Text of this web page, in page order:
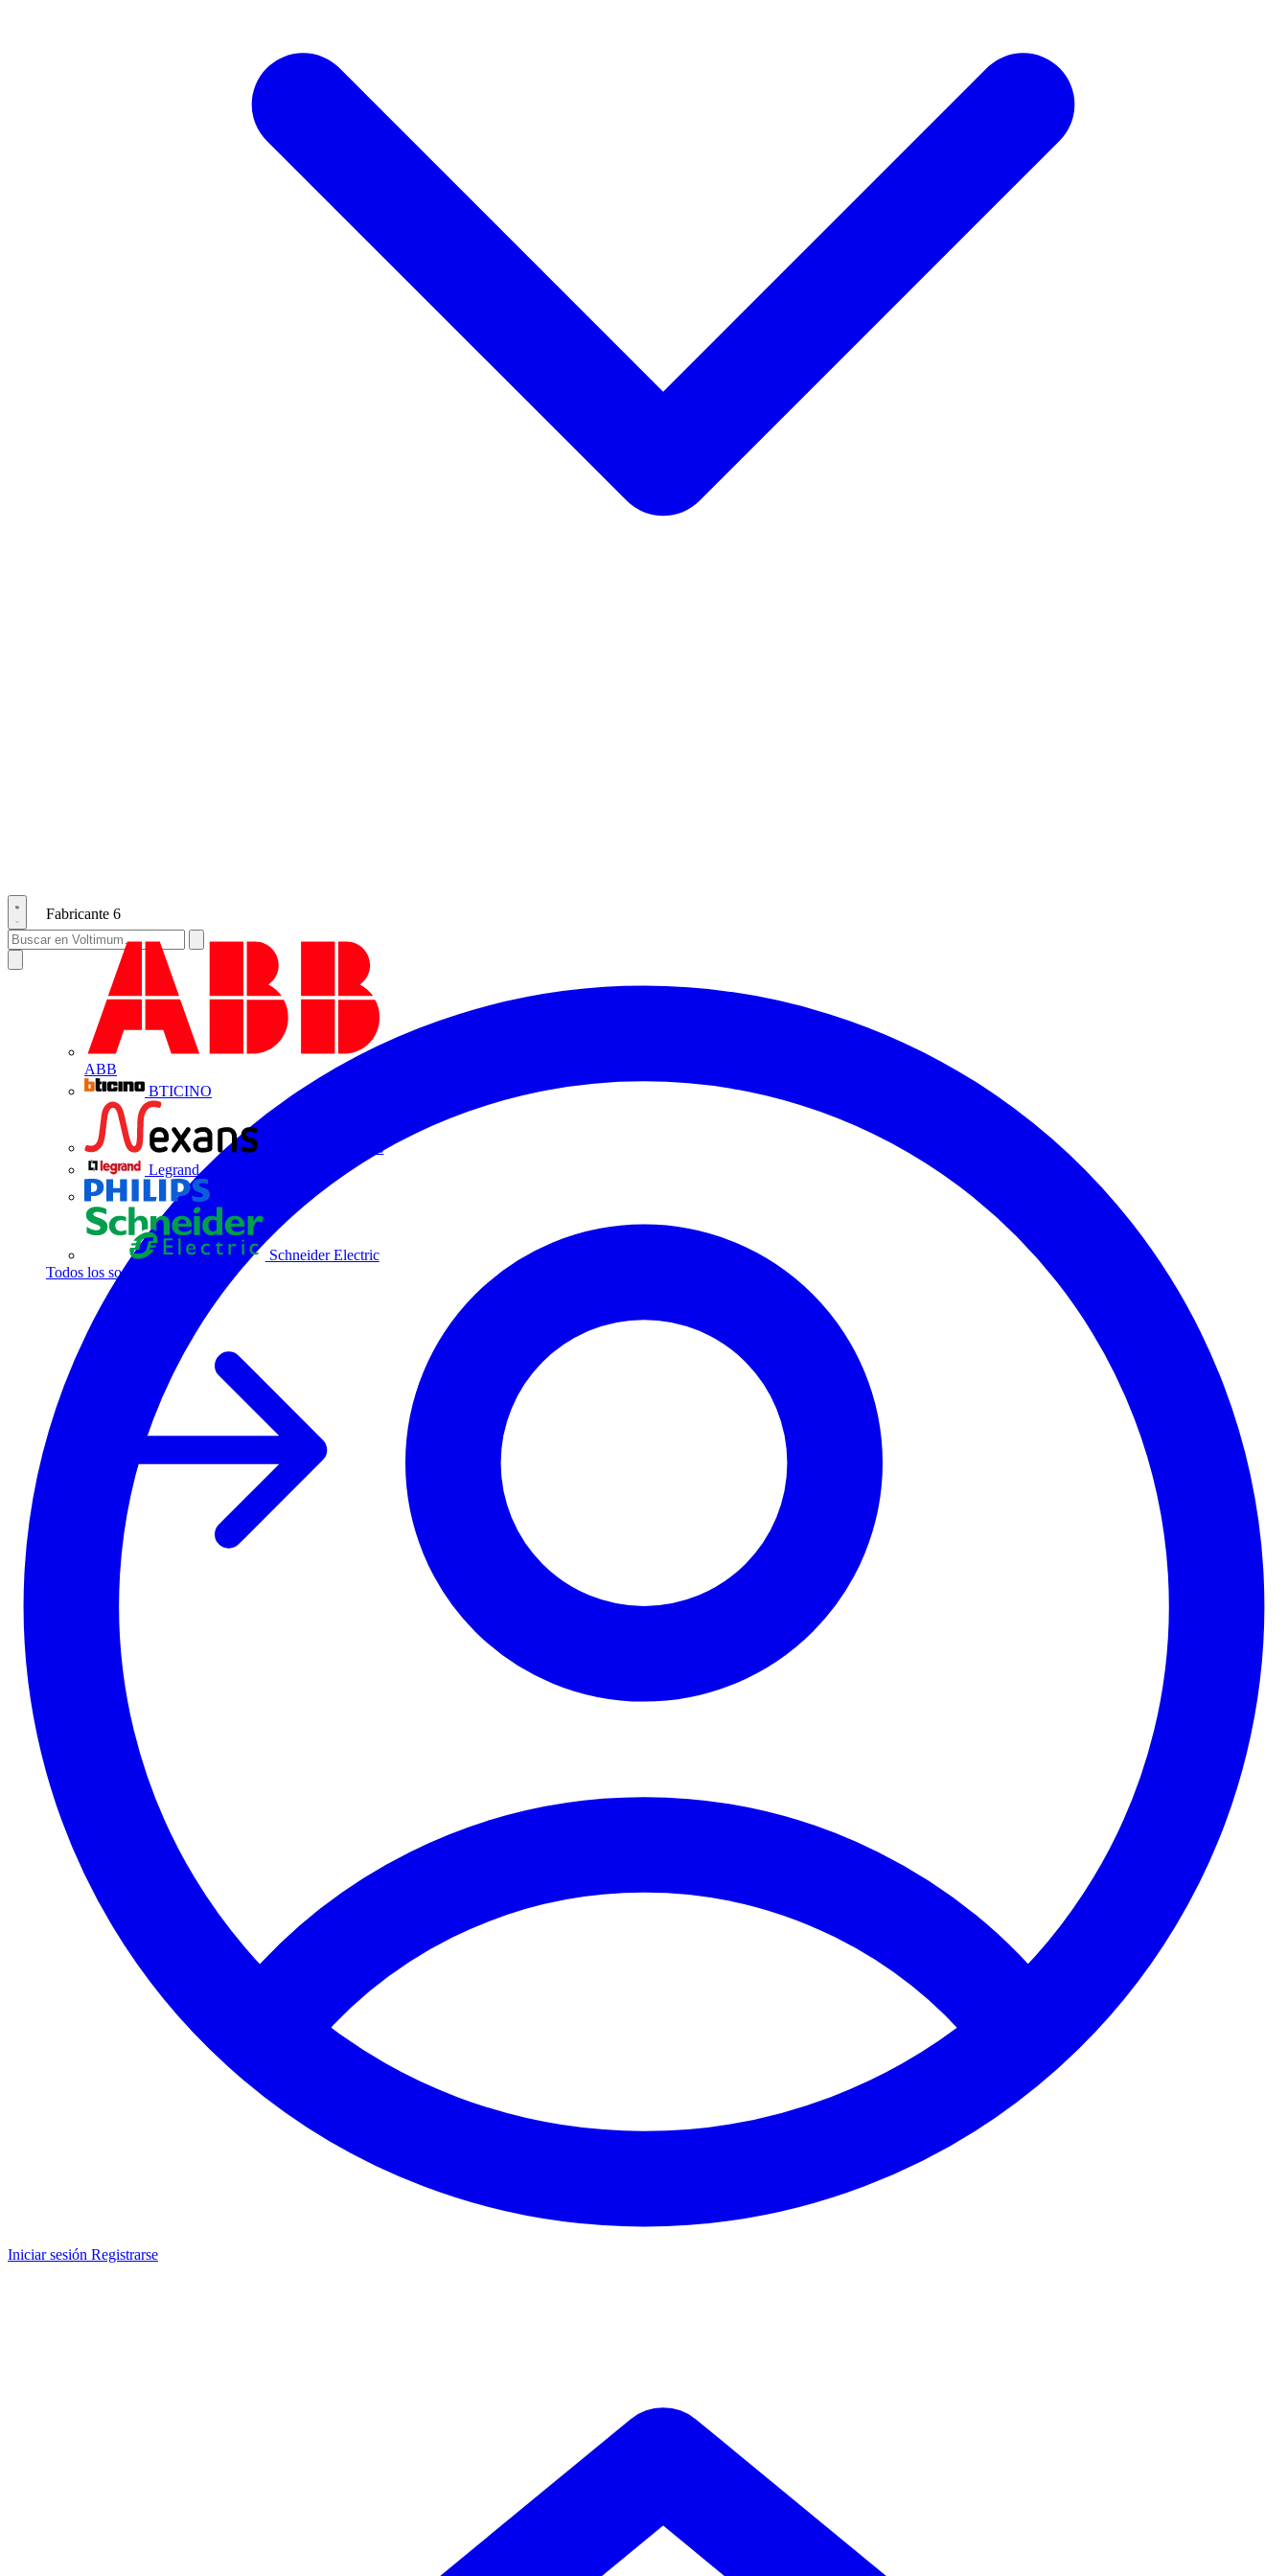
Fabricante 6
ABB
BTICINO
Centelsa by Nexans
Legrand
Schneider Electric
Todos los socios
Iniciar sesión Registrarse